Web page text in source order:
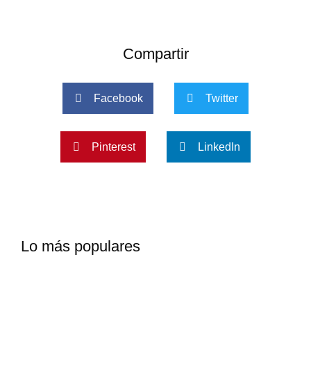
Compartir
Facebook Twitter
Pinterest LinkedIn
Lo más populares